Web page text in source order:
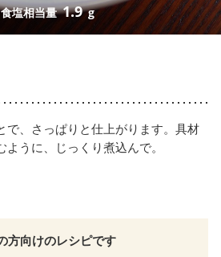
食塩相当量1.9 g
で、さっぱりと仕上がります。具材
うに、じっくり煮込んで。
方向けのレシピです